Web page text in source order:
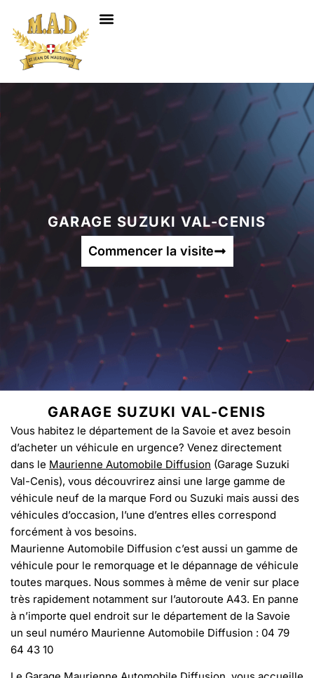
GARAGE SUZUKI VAL-CENIS
Commencer la visite
GARAGE SUZUKI VAL-CENIS
Vous habitez le département de la Savoie et avez besoin
d’acheter un véhicule en urgence? Venez directement
dans le Maurienne Automobile Diffusion (Garage Suzuki
Val-Cenis), vous découvrirez ainsi une large gamme de
véhicule neuf de la marque Ford ou Suzuki mais aussi des
véhicules d’occasion, l’une d’entres elles correspond
forcément à vos besoins.
Maurienne Automobile Diffusion c’est aussi un gamme de
véhicule pour le remorquage et le dépannage de véhicule
toutes marques. Nous sommes à même de venir sur place
très rapidement notamment sur l’autoroute A43. En panne
à n’importe quel endroit sur le département de la Savoie
un seul numéro Maurienne Automobile Diffusion : 04 79
64 43 10